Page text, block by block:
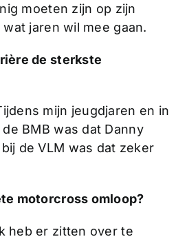
moeten zijn op zijn
jaren wil mee gaan.
de sterkste
mijn jeugdjaren en in
BMB was dat Danny
de VLM was dat zeker
motorcross omloop?
heb er zitten over te